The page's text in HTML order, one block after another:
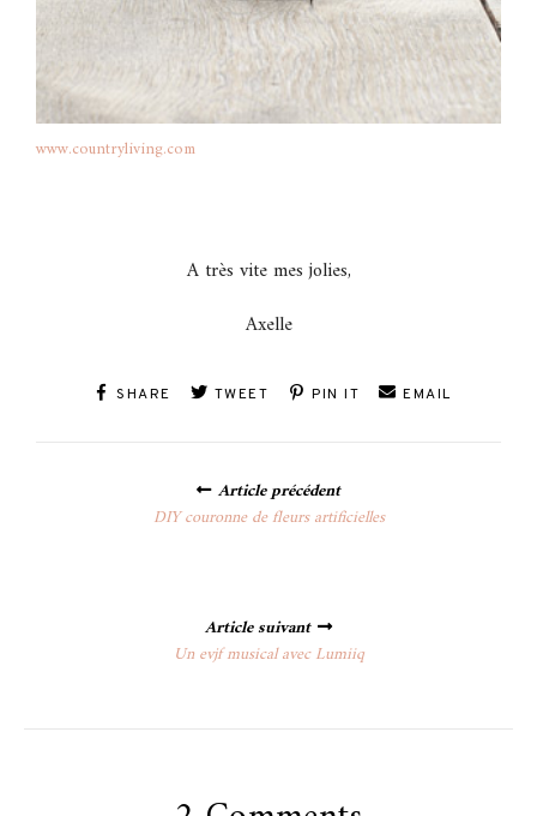
www.countryliving.com
A très vite mes jolies,
Axelle
SHARE TWEET PIN IT EMAIL
navigation
Article précédent
DIY couronne de fleurs artificielles
Article suivant
Un evjf musical avec Lumiiq